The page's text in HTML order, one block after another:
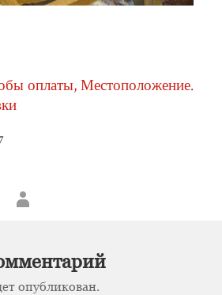
оплаты, Местоположение.
опубликован.